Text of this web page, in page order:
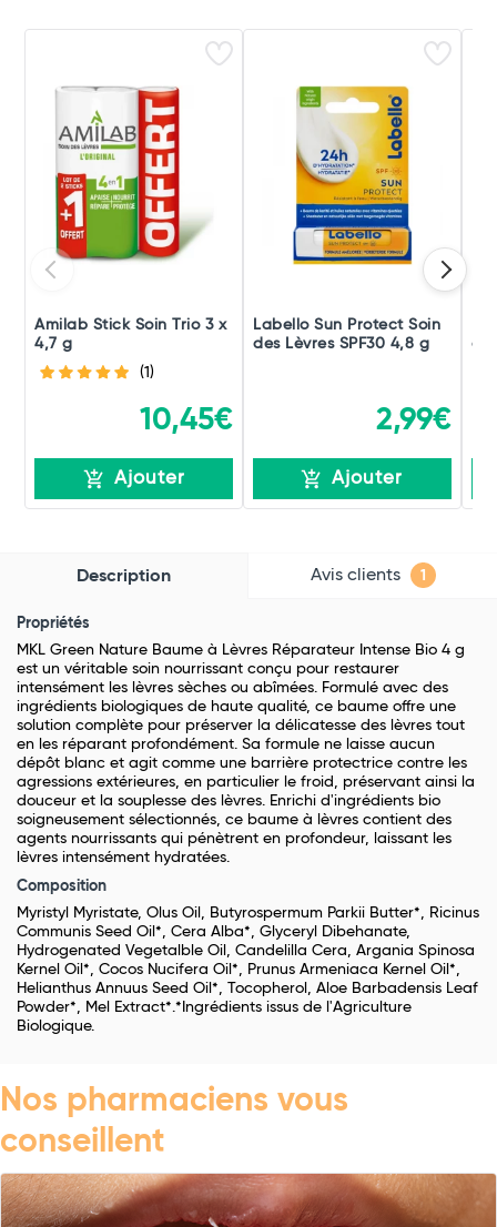
Amilab Stick Soin Trio 3 x
4,7 g
(1)
10,45€
Ajouter
Labello Sun Protect Soin
des Lèvres SPF30 4,8 g
2,99€
Ajouter
à
Description Avis clients 1
Propriétés
MKL Green Nature Baume à Lèvres Réparateur Intense Bio 4 g
est un véritable soin nourrissant conçu pour restaurer
intensément les lèvres sèches ou abîmées. Formulé avec des
ingrédients biologiques de haute qualité, ce baume offre une
solution complète pour préserver la délicatesse des lèvres tout
en les réparant profondément. Sa formule ne laisse aucun
dépôt blanc et agit comme une barrière protectrice contre les
agressions extérieures, en particulier le froid, préservant ainsi la
douceur et la souplesse des lèvres. Enrichi d'ingrédients bio
soigneusement sélectionnés, ce baume à lèvres contient des
agents nourrissants qui pénètrent en profondeur, laissant les
lèvres intensément hydratées.
Composition
Myristyl Myristate, Olus Oil, Butyrospermum Parkii Butter*, Ricinus
Communis Seed Oil*, Cera Alba*, Glyceryl Dibehanate,
Hydrogenated Vegetalble Oil, Candelilla Cera, Argania Spinosa
Kernel Oil*, Cocos Nucifera Oil*, Prunus Armeniaca Kernel Oil*,
Helianthus Annuus Seed Oil*, Tocopherol, Aloe Barbadensis Leaf
Powder*, Mel Extract*.*Ingrédients issus de l'Agriculture
Biologique.
Nos pharmaciens vous
conseillent